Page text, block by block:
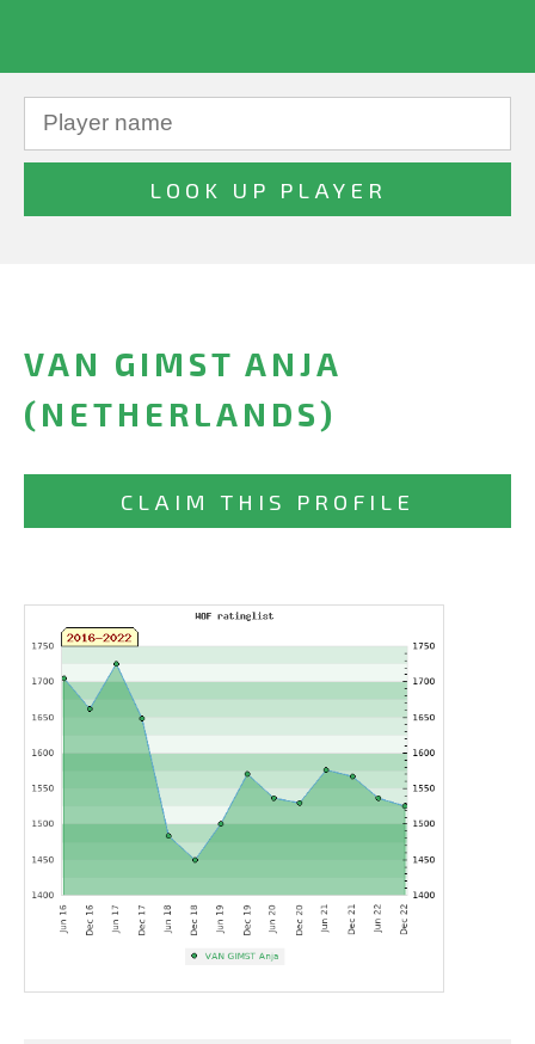
VAN GIMST ANJA
(NETHERLANDS)
CLAIM THIS PROFILE